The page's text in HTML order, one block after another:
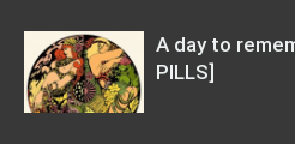
A day to
PILLS]